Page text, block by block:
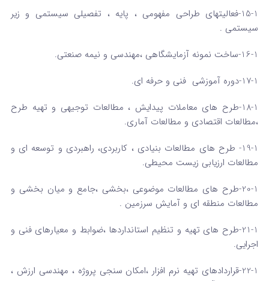
15-1-فعالیتهای طراحی مفهومی ، پایه ، تفصیلی سیستمی و زیر
سیستمی .
16-1-ساخت نمونه آزمایشگاهی ،مهندسی و نیمه صنعتی.
17-1-دوره آموزشی فنی و حرفه ای.
18-1-طرح های معاملات پیدایش ، مطالعات توجیهی و تهیه طرح
،مطالعات اقتصادی و مطالعات آماری.
19-1- طرح های مطالعات بنیادی ، کاربردی، راهبردی و توسعه ای و
مطالعات ارزیابی زیست محیطی.
20-1-طرح های مطالعات موضوعی ،بخشی ،جامع و میان بخشی و
مطالعات منطقه ای و آمایش سرزمین .
21-1-طرح های تهیه و تنظیم استانداردها ،ضوابط و معیارهای فنی و
اجرایی.
22-1-قراردادهای تهیه نرم افزار ،امکان سنجی پروژه ، مهندسی ارزش ،